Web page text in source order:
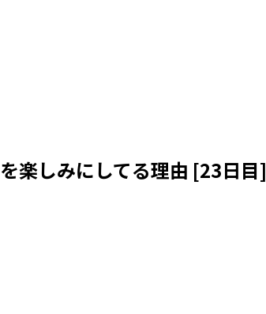
楽しみにしてる理由 [23日目]